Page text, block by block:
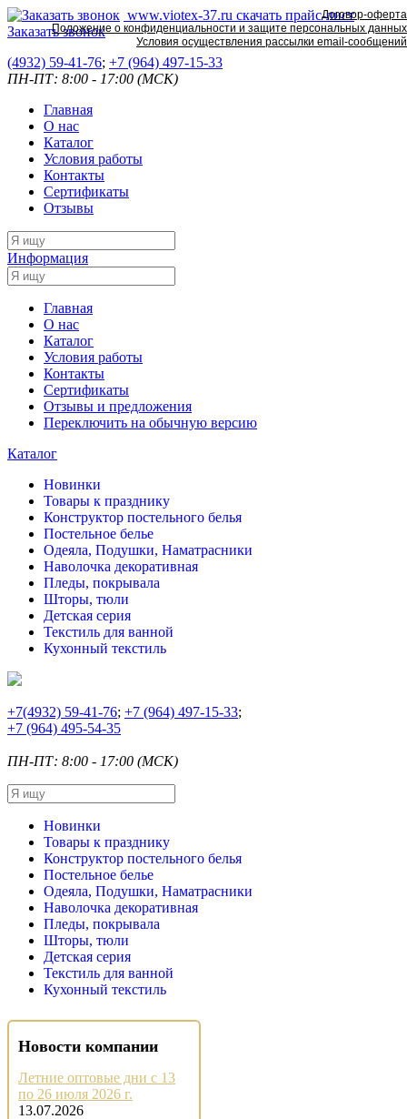
www.viotex-37.ru скачать прайс-лист
Заказать звонок
(4932) 59-41-76; +7 (964) 497-15-33
ПН-ПТ: 8:00 - 17:00 (МСК)
Главная
О нас
Каталог
Условия работы
Контакты
Сертификаты
Отзывы
Информация
Главная
О нас
Каталог
Условия работы
Контакты
Сертификаты
Отзывы и предложения
Переключить на обычную версию
Каталог
Новинки
Товары к празднику
Конструктор постельного белья
Постельное белье
Одеяла, Подушки, Наматрасники
Наволочка декоративная
Пледы, покрывала
Шторы, тюли
Детская серия
Текстиль для ванной
Кухонный текстиль
+7(4932) 59-41-76; +7 (964) 497-15-33;
+7 (964) 495-54-35
ПН-ПТ: 8:00 - 17:00 (МСК)
Новинки
Товары к празднику
Конструктор постельного белья
Постельное белье
Одеяла, Подушки, Наматрасники
Наволочка декоративная
Пледы, покрывала
Шторы, тюли
Детская серия
Текстиль для ванной
Кухонный текстиль
Новости компании
Летние оптовые дни с 13
по 26 июля 2026 г.
13.07.2026
Договор-оферта
Положение о конфиденциальности и защите персональных данных
Условия осуществления рассылки email-сообщений